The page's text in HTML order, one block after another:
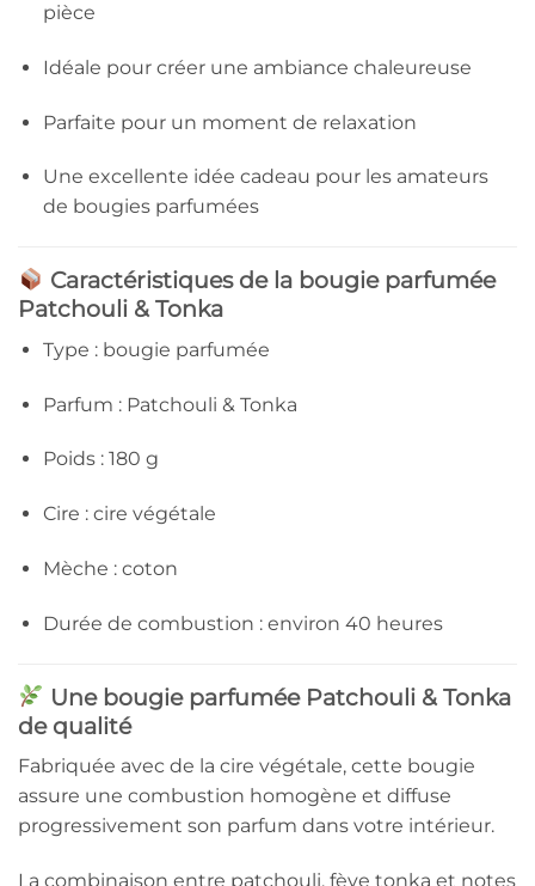
pièce
Idéale pour créer une ambiance chaleureuse
Parfaite pour un moment de relaxation
Une excellente idée cadeau pour les amateurs
de bougies parfumées
Caractéristiques de la bougie parfumée
Patchouli & Tonka
Type : bougie parfumée
Parfum : Patchouli & Tonka
Poids : 180 g
Cire : cire végétale
Mèche : coton
Durée de combustion : environ 40 heures
Une bougie parfumée Patchouli & Tonka
de qualité
Fabriquée avec de la cire végétale, cette bougie
assure une combustion homogène et diffuse
progressivement son parfum dans votre intérieur.
La combinaison entre patchouli, fève tonka et notes